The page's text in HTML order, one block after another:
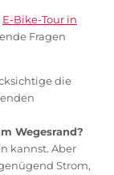
E-Bike-Tour in
Fragen
die
Wegesrand?
kannst. Aber
Strom,